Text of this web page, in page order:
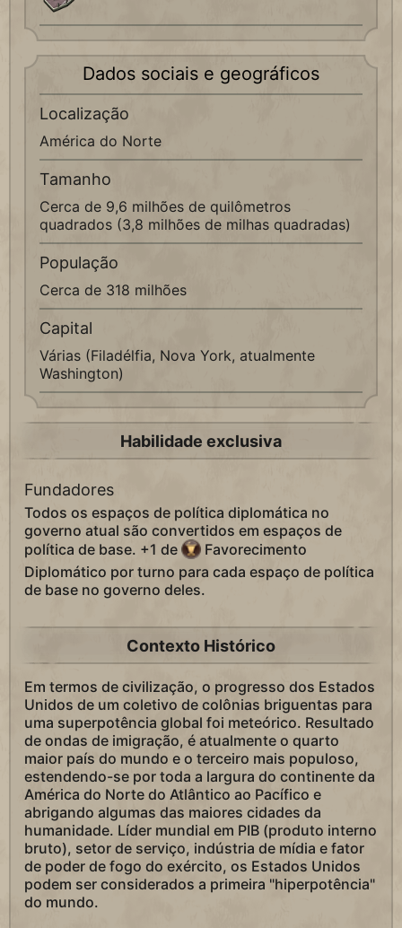
Dados sociais e geográficos
Localização
América do Norte
Tamanho
Cerca de 9,6 milhões de quilômetros
quadrados (3,8 milhões de milhas quadradas)
População
Cerca de 318 milhões
Capital
Várias (Filadélfia, Nova York, atualmente
Washington)
Habilidade exclusiva
Fundadores
Todos os espaços de política diplomática no
governo atual são convertidos em espaços de
política de base. +1 de
Favorecimento
Diplomático por turno para cada espaço de política
de base no governo deles.
Contexto Histórico
Em termos de civilização, o progresso dos Estados
Unidos de um coletivo de colônias briguentas para
uma superpotência global foi meteórico. Resultado
de ondas de imigração, é atualmente o quarto
maior país do mundo e o terceiro mais populoso,
estendendo-se por toda a largura do continente da
América do Norte do Atlântico ao Pacífico e
abrigando algumas das maiores cidades da
humanidade. Líder mundial em PIB (produto interno
bruto), setor de serviço, indústria de mídia e fator
de poder de fogo do exército, os Estados Unidos
podem ser considerados a primeira "hiperpotência"
do mundo.